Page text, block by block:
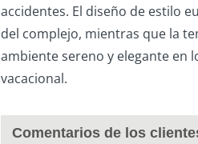
accidentes. El diseño de estilo
del complejo, mientras que la
ambiente sereno y elegante en
vacacional.
Comentarios de los